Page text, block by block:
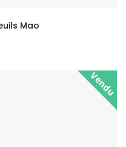
Mao
Vendu